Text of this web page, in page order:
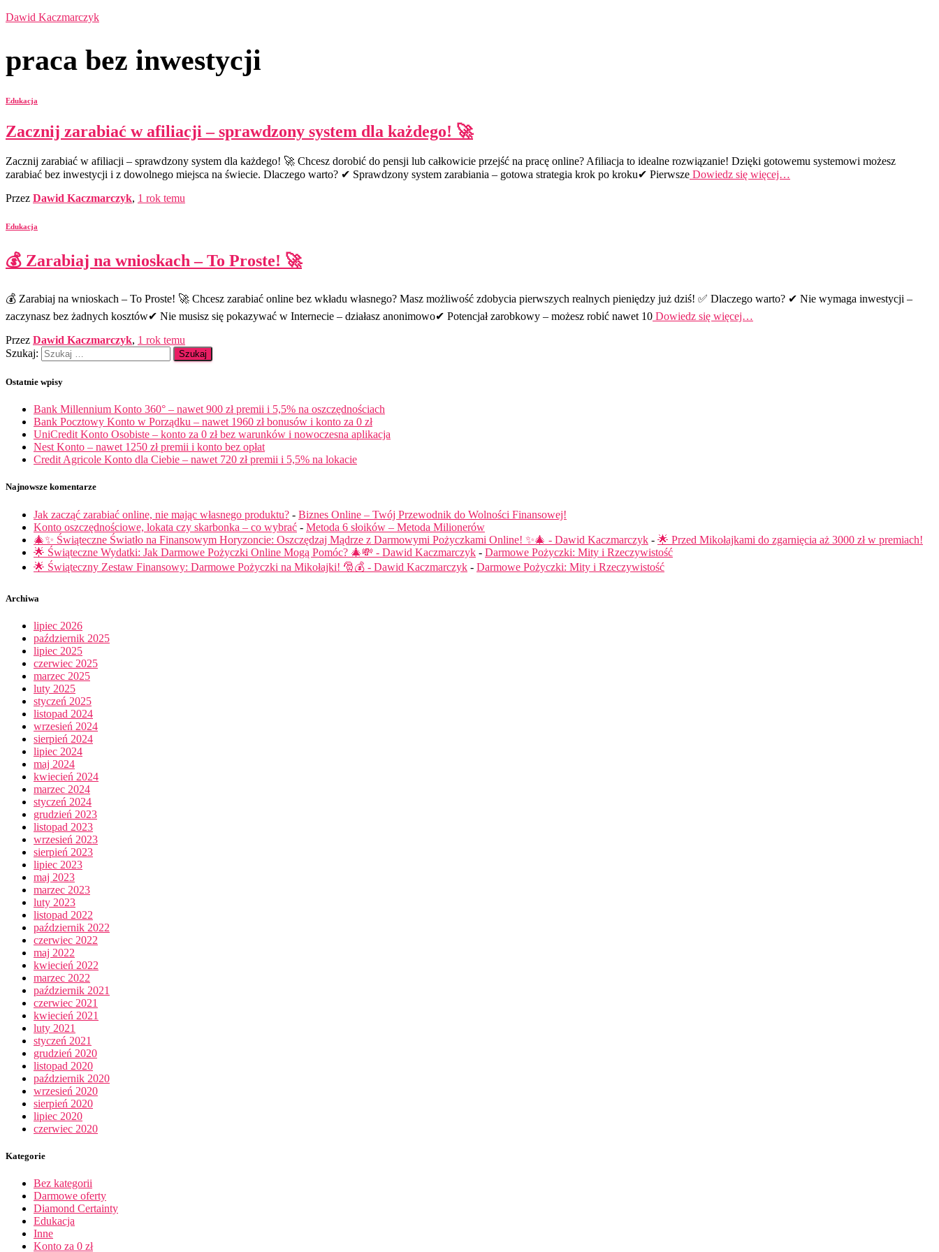
Dawid Kaczmarczyk
praca bez inwestycji
Edukacja
Zacznij zarabiać w afiliacji – sprawdzony system dla każdego! 🚀
Zacznij zarabiać w afiliacji – sprawdzony system dla każdego! 🚀 Chcesz dorobić do pensji lub całkowicie przejść na pracę online? Afiliacja to idealne rozwiązanie! Dzięki gotowemu systemowi możesz
zarabiać bez inwestycji i z dowolnego miejsca na świecie. Dlaczego warto? ✔ Sprawdzony system zarabiania – gotowa strategia krok po kroku✔ Pierwsze Dowiedz się więcej…
Przez Dawid Kaczmarczyk, 1 rok temu
Edukacja
💰 Zarabiaj na wnioskach – To Proste! 🚀
💰 Zarabiaj na wnioskach – To Proste! 🚀 Chcesz zarabiać online bez wkładu własnego? Masz możliwość zdobycia pierwszych realnych pieniędzy już dziś! ✅ Dlaczego warto? ✔ Nie wymaga inwestycji –
zaczynasz bez żadnych kosztów✔ Nie musisz się pokazywać w Internecie – działasz anonimowo✔ Potencjał zarobkowy – możesz robić nawet 10 Dowiedz się więcej…
Przez Dawid Kaczmarczyk, 1 rok temu
Szukaj:
Ostatnie wpisy
Bank Millennium Konto 360° – nawet 900 zł premii i 5,5% na oszczędnościach
Bank Pocztowy Konto w Porządku – nawet 1960 zł bonusów i konto za 0 zł
UniCredit Konto Osobiste – konto za 0 zł bez warunków i nowoczesna aplikacja
Nest Konto – nawet 1250 zł premii i konto bez opłat
Credit Agricole Konto dla Ciebie – nawet 720 zł premii i 5,5% na lokacie
Najnowsze komentarze
Jak zacząć zarabiać online, nie mając własnego produktu? - Biznes Online – Twój Przewodnik do Wolności Finansowej!
Konto oszczędnościowe, lokata czy skarbonka – co wybrać - Metoda 6 słoików – Metoda Milionerów
🎄✨ Świąteczne Światło na Finansowym Horyzoncie: Oszczędzaj Mądrze z Darmowymi Pożyczkami Online! ✨🎄 - Dawid Kaczmarczyk - 🌟 Przed Mikołajkami do zgarnięcia aż 3000 zł w premiach!
🌟 Świąteczne Wydatki: Jak Darmowe Pożyczki Online Mogą Pomóc? 🎄💸 - Dawid Kaczmarczyk - Darmowe Pożyczki: Mity i Rzeczywistość
🌟 Świąteczny Zestaw Finansowy: Darmowe Pożyczki na Mikołajki! 🎅💰 - Dawid Kaczmarczyk - Darmowe Pożyczki: Mity i Rzeczywistość
Archiwa
lipiec 2026
październik 2025
lipiec 2025
czerwiec 2025
marzec 2025
luty 2025
styczeń 2025
listopad 2024
wrzesień 2024
sierpień 2024
lipiec 2024
maj 2024
kwiecień 2024
marzec 2024
styczeń 2024
grudzień 2023
listopad 2023
wrzesień 2023
sierpień 2023
lipiec 2023
maj 2023
marzec 2023
luty 2023
listopad 2022
październik 2022
czerwiec 2022
maj 2022
kwiecień 2022
marzec 2022
październik 2021
czerwiec 2021
kwiecień 2021
luty 2021
styczeń 2021
grudzień 2020
listopad 2020
październik 2020
wrzesień 2020
sierpień 2020
lipiec 2020
czerwiec 2020
Kategorie
Bez kategorii
Darmowe oferty
Diamond Certainty
Edukacja
Inne
Konto za 0 zł